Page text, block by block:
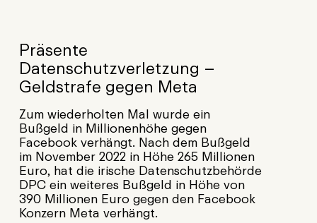
Präsente
Datenschutzverletzung –
Geldstrafe gegen Meta
Zum wiederholten Mal wurde ein
Bußgeld in Millionenhöhe gegen
Facebook verhängt. Nach dem Bußgeld
im November 2022 in Höhe 265 Millionen
Euro, hat die irische Datenschutzbehörde
DPC ein weiteres Bußgeld in Höhe von
390 Millionen Euro gegen den Facebook
Konzern Meta verhängt.